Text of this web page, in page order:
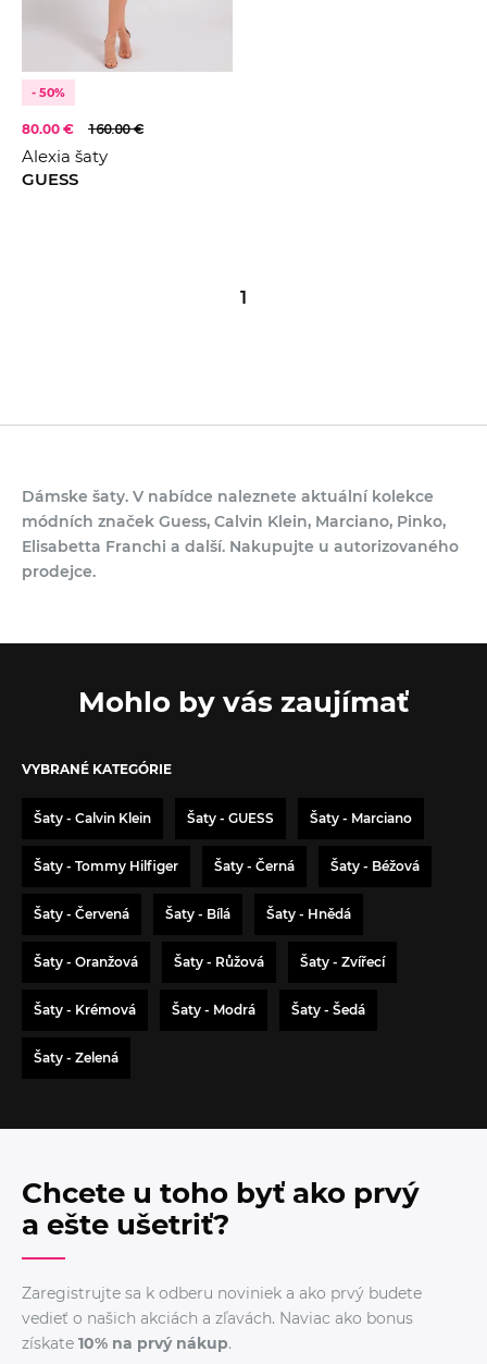
- 50%
80.00 € 160.00 €
Alexia šaty
GUESS
1
Dámske šaty. V nabídce naleznete aktuální kolekce
módních značek Guess, Calvin Klein, Marciano, Pinko,
Elisabetta Franchi a další. Nakupujte u autorizovaného
prodejce.
Mohlo by vás zaujímať
VYBRANÉ KATEGÓRIE
Šaty - Calvin Klein Šaty - GUESS Šaty - Marciano
Šaty - Tommy Hilfiger Šaty - Černá Šaty - Béžová
Šaty - Červená Šaty - Bílá Šaty - Hnědá
Šaty - Oranžová Šaty - Růžová Šaty - Zvířecí
Šaty - Krémová Šaty - Modrá Šaty - Šedá
Šaty - Zelená
Chcete u toho byť ako prvý
a ešte ušetriť?
Zaregistrujte sa k odberu noviniek a ako prvý budete
vedieť o našich akciách a zľavách. Naviac ako bonus
získate 10% na prvý nákup.